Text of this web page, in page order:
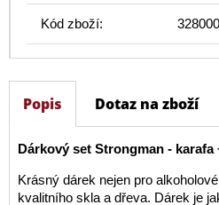
Kód zboží:
Popis Dotaz na zboží
Dárkový set Strongman - karafa
Krásný dárek nejen pro
kvalitního skla a dřeva. Dárek je